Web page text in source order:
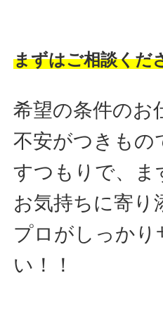
まずはご相談くだ
希望の条件のお
不安がつきもの
すつもりで、ま
お気持ちに寄り
プロがしっか
い！！